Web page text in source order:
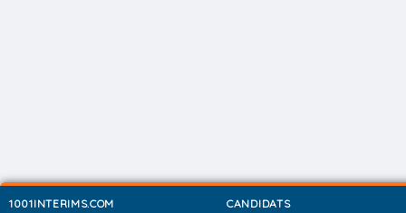
1001INTERIMS.COM
CANDIDATS